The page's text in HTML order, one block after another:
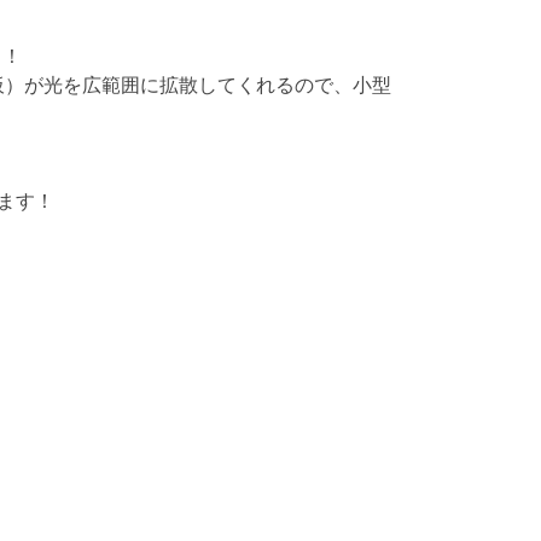
が光を広範囲に拡散してくれるので、小型
す！